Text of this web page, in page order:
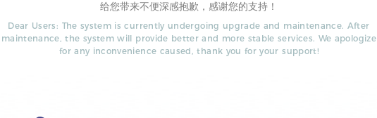
给您带来不便深感抱歉，感谢您的支持！
Dear Users: The system is currently undergoing upgrade and maintenance. After
maintenance, the system will provide better and more stable services. We apologize
for any inconvenience caused, thank you for your support!